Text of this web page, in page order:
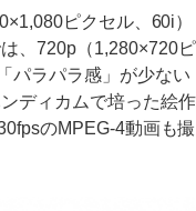
ピクセル、60i）
、720p（1,280×720ピ
パラパラ感」が少ない
ディカムで培った絵作
のMPEG-4動画も撮